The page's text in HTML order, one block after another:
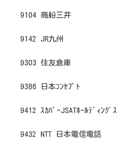
9104 商船三井
9142 JR九州
9303 住友倉庫
9386 日本ｺﾝｾﾌﾟﾄ
9412 ｽｶﾊﾟｰJSATﾎｰﾙﾃﾞｨﾝｸﾞｽ
9432 NTT 日本電信電話